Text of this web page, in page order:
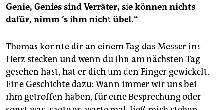
Genie, Genies sind Verräter, sie können nichts
dafür, nimm’s ihm nicht übel.“
Thomas konnte dir an einem Tag das Messer ins
Herz stecken und wenn du ihn am nächsten Tag
gesehen hast, hat er dich um den Finger gewickelt.
Eine Geschichte dazu: Wann immer wir uns bei
ihm getroffen haben, für eine Besprechung oder